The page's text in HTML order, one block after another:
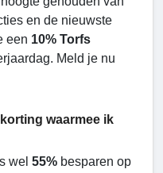
en de nieuwste
een 10% Torfs
Meld je nu
waarmee ik
wel 55% besparen op